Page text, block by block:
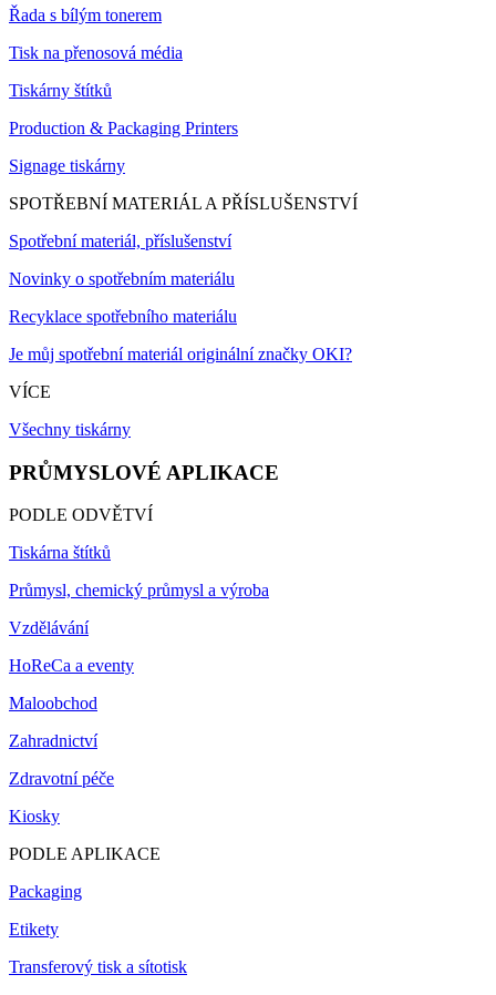
Řada s bílým tonerem
Tisk na přenosová média
Tiskárny štítků
Production & Packaging Printers
Signage tiskárny
SPOTŘEBNÍ MATERIÁL A PŘÍSLUŠENSTVÍ
Spotřební materiál, příslušenství
Novinky o spotřebním materiálu
Recyklace spotřebního materiálu
Je můj spotřební materiál originální značky OKI?
VÍCE
Všechny tiskárny
PRŮMYSLOVÉ APLIKACE
PODLE ODVĚTVÍ
Tiskárna štítků
Průmysl, chemický průmysl a výroba
Vzdělávání
HoReCa a eventy
Maloobchod
Zahradnictví
Zdravotní péče
Kiosky
PODLE APLIKACE
Packaging
Etikety
Transferový tisk a sítotisk